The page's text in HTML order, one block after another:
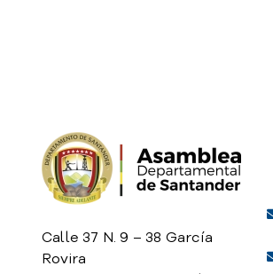
Calle 37 N. 9 – 38 García
Rovira